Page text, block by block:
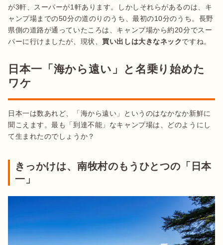
が3軒、スーパーが1軒あります。しかしそれらがあるのは、キ
ャンプ場までの50分の道のりのうち、最初の10分のうち。長野
県側の道路が通っていたころは、キャンプ場から約20分でスー
パーに行けましたが、現状、 買い出しは大きなネックですね。
日本一「海から遠い」と名乗り始めた
ワケ
日本一は数あれど、「海から遠い」というのはなかなか新鮮に
聞こえます。最も「到達不能」なキャンプ場は、どのようにし
て生まれたのでしょうか？
きっかけは、南牧村のもうひとつの「日本
一」